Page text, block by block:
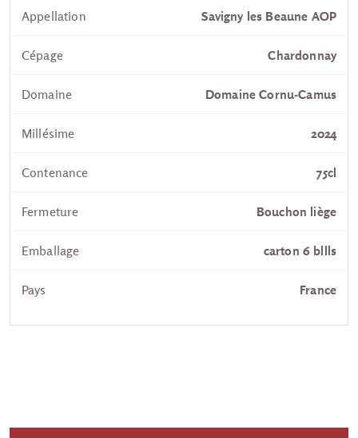
Appellation Savigny les Beaune AOP
Cépage Chardonnay
Domaine Domaine Cornu-Camus
Millésime 2024
Contenance 75cl
Fermeture Bouchon liège
Emballage carton 6 bllls
Pays France